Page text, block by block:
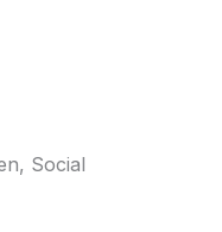
Social